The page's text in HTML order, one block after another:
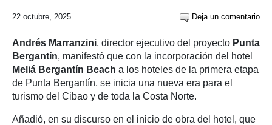
22 octubre, 2025 Deja un comentario
Andrés Marranzini, director ejecutivo del proyecto Punta
Bergantín, manifestó que con la incorporación del hotel
Meliá Bergantín Beach a los hoteles de la primera etapa
de Punta Bergantín, se inicia una nueva era para el
turismo del Cibao y de toda la Costa Norte.
Añadió, en su discurso en el inicio de obra del hotel, que